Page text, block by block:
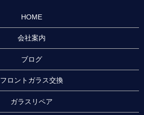
HOME
会社案内
ブログ
フロントガラス交換
ガラスリペア